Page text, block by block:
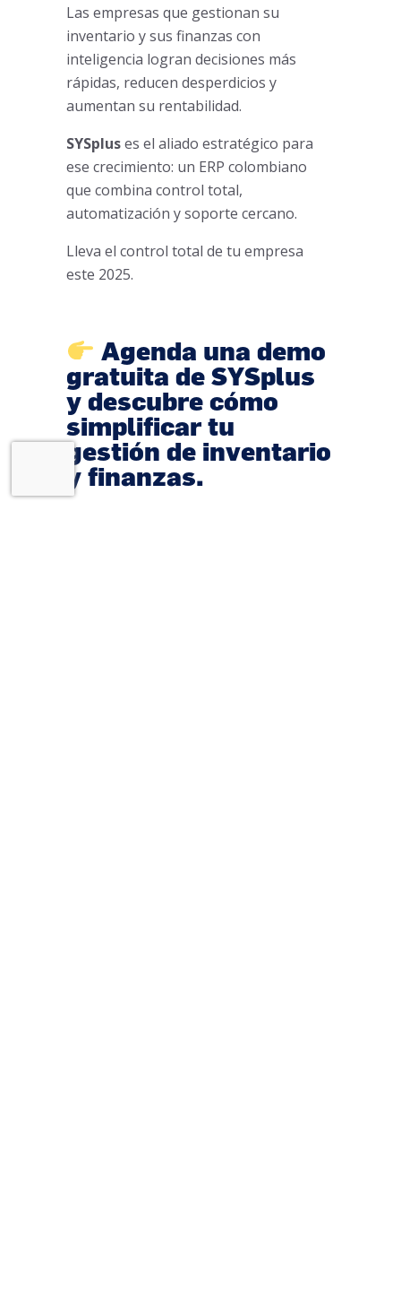
Las empresas que gestionan su
inventario y sus finanzas con
inteligencia logran decisiones más
rápidas, reducen desperdicios y
aumentan su rentabilidad.
SYSpluses el aliado estratégico para
ese crecimiento: un ERP colombiano
que combina control total,
automatización y soporte cercano.
Lleva el control total de tu empresa
este 2025.
Agenda una demo
gratuita de SYSplus
y descubre cómo
simplificar tu
gestión de inventario
y finanzas.